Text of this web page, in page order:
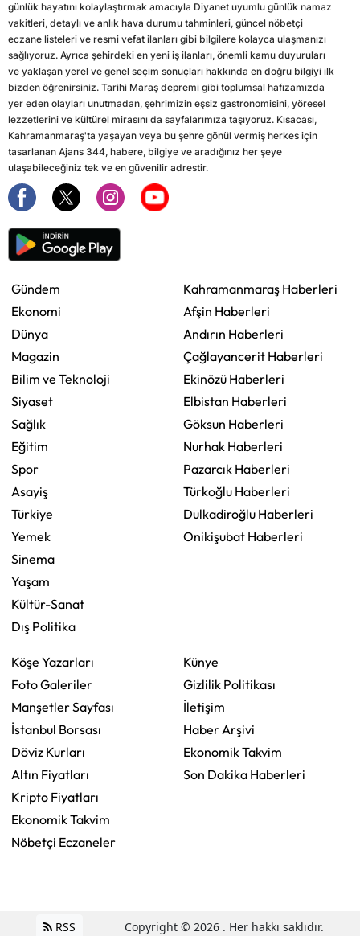
günlük hayatını kolaylaştırmak amacıyla Diyanet uyumlu günlük namaz
vakitleri, detaylı ve anlık hava durumu tahminleri, güncel nöbetçi
eczane listeleri ve resmi vefat ilanları gibi bilgilere kolayca ulaşmanızı
sağlıyoruz. Ayrıca şehirdeki en yeni iş ilanları, önemli kamu duyuruları
ve yaklaşan yerel ve genel seçim sonuçları hakkında en doğru bilgiyi ilk
bizden öğrenirsiniz. Tarihi Maraş depremi gibi toplumsal hafızamızda
yer eden olayları unutmadan, şehrimizin eşsiz gastronomisini, yöresel
lezzetlerini ve kültürel mirasını da sayfalarımıza taşıyoruz. Kısacası,
Kahramanmaraş'ta yaşayan veya bu şehre gönül vermiş herkes için
tasarlanan Ajans 344, habere, bilgiye ve aradığınız her şeye
ulaşabileceğiniz tek ve en güvenilir adrestir.
Gündem
Ekonomi
Dünya
Magazin
Bilim ve Teknoloji
Siyaset
Sağlık
Eğitim
Spor
Asayiş
Türkiye
Yemek
Sinema
Yaşam
Kültür-Sanat
Dış Politika
Kahramanmaraş Haberleri
Afşin Haberleri
Andırın Haberleri
Çağlayancerit Haberleri
Ekinözü Haberleri
Elbistan Haberleri
Göksun Haberleri
Nurhak Haberleri
Pazarcık Haberleri
Türkoğlu Haberleri
Dulkadiroğlu Haberleri
Onikişubat Haberleri
Köşe Yazarları
Foto Galeriler
Manşetler Sayfası
İstanbul Borsası
Döviz Kurları
Altın Fiyatları
Kripto Fiyatları
Ekonomik Takvim
Nöbetçi Eczaneler
Künye
Gizlilik Politikası
İletişim
Haber Arşivi
Ekonomik Takvim
Son Dakika Haberleri
RSS Copyright © 2026 . Her hakkı saklıdır.